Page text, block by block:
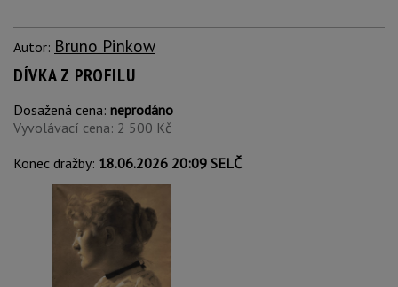
Autor: Bruno Pinkow
DÍVKA Z PROFILU
Dosažená cena: neprodáno
Vyvolávací cena: 2 500 Kč
Konec dražby: 18.06.2026 20:09 SELČ